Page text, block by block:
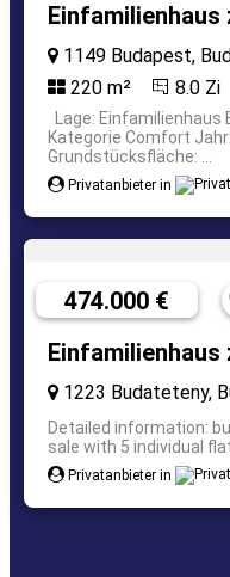
Einfamilienhaus
1149 Budapest,
220 m² 8.0 Zi
Lage:
Kategorie Comfort
Grundstücksfläche: ...
Privatanbieter in
474.000 €
Einfamilienhaus
1223 Budateteny,
Detailed information:
sale with 5 individual
Privatanbieter in